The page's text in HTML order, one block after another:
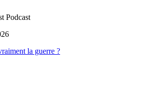
Podcast
la guerre ?